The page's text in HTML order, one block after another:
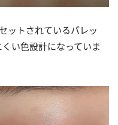
ットされているパレッ
い色設計になっていま